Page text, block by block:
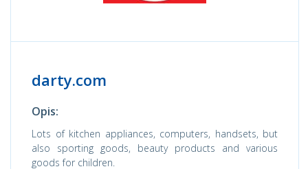
darty.com
Opis:
Lots of kitchen appliances, computers, handsets, but
also sporting goods, beauty products and various
goods for children.